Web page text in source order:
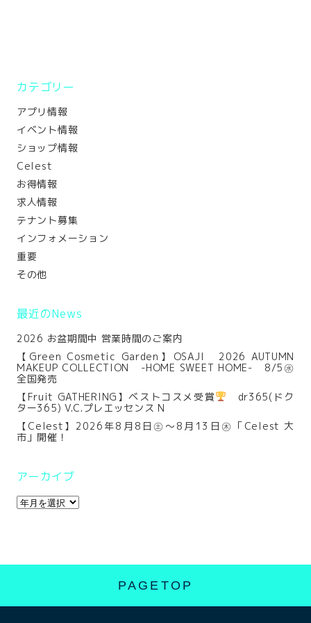
カテゴリー
アプリ情報
イベント情報
ショップ情報
Celest
お得情報
求人情報
テナント募集
インフォメーション
重要
その他
最近のNews
2026 お盆期間中 営業時間のご案内
【Green Cosmetic Garden】OSAJI 2026 AUTUMN
MAKEUP COLLECTION -HOME SWEET HOME- 8/5㊌
全国発売
【Fruit GATHERING】ベストコスメ受賞
dr365(ドク
ター365) V.C.プレエッセンス N
【Celest】2026年8月8日㊏～8月13日㊍「Celest 大
市」開催！
アーカイブ
PAGETOP